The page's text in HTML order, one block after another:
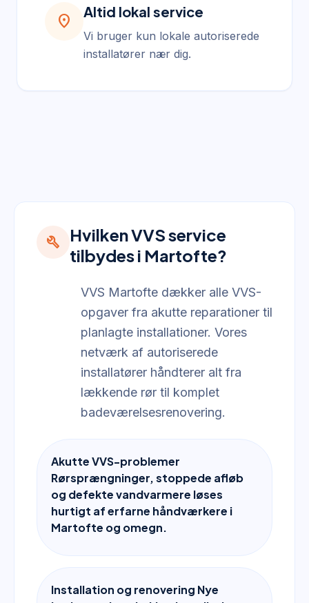
location_on
Altid lokal service
Vi bruger kun lokale autoriserede
installatører nær dig.
build
Hvilken VVS service
tilbydes i Martofte?
VVS Martofte dækker alle VVS-
opgaver fra akutte reparationer til
planlagte installationer. Vores
netværk af autoriserede
installatører håndterer alt fra
lækkende rør til komplet
badeværelsesrenovering.
Akutte VVS-problemer
Rørsprængninger, stoppede afløb
og defekte vandvarmere løses
hurtigt af erfarne håndværkere i
Martofte og omegn.
Installation og renovering Nye